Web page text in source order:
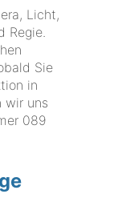
Licht,
Regie.
Sie
in
wir uns
089